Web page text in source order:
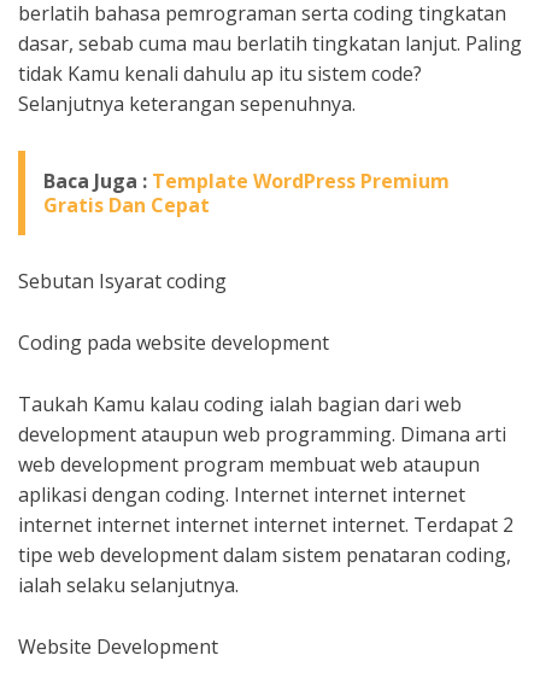
berlatih bahasa pemrograman serta coding tingkatan
dasar, sebab cuma mau berlatih tingkatan lanjut. Paling
tidak Kamu kenali dahulu ap itu sistem code?
Selanjutnya keterangan sepenuhnya.
Baca Juga : Template WordPress Premium
Gratis Dan Cepat
Sebutan Isyarat coding
Coding pada website development
Taukah Kamu kalau coding ialah bagian dari web
development ataupun web programming. Dimana arti
web development program membuat web ataupun
aplikasi dengan coding. Internet internet internet
internet internet internet internet internet. Terdapat 2
tipe web development dalam sistem penataran coding,
ialah selaku selanjutnya.
Website Development